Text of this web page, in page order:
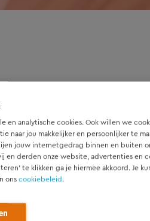
analytische cookies. Ook willen we
naar jou makkelijker en persoonlijker te
jouw internetgedrag binnen en buiten
en derden onze website, advertenties en
te klikken ga je hiermee akkoord. Je
onscookiebeleid.
energietransitie